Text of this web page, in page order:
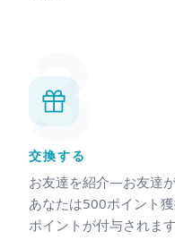
3
交換する
お友達を紹介—お友達
あなたは500ポイント
ポイントが付与されます